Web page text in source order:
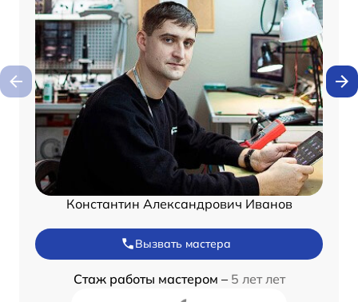
Константин Александрович Иванов
Вызвать мастера
Стаж работы мастером – 5 лет лет